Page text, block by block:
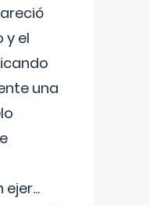
y el
una
ejer...